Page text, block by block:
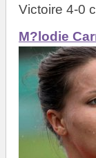
Victoire 4-0
M?lodie